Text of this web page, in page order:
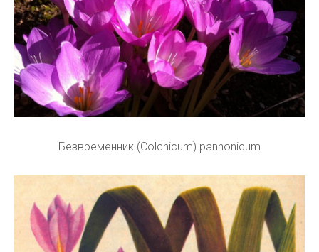
Безвременник (Colchicum) pannonicum